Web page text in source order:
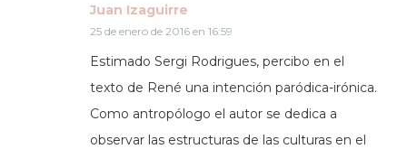
Juan Izaguirre
25 de enero de 2016 en 16:59
Estimado Sergi Rodrigues, percibo en el
texto de René una intención paródica-irónica.
Como antropólogo el autor se dedica a
observar las estructuras de las culturas en el